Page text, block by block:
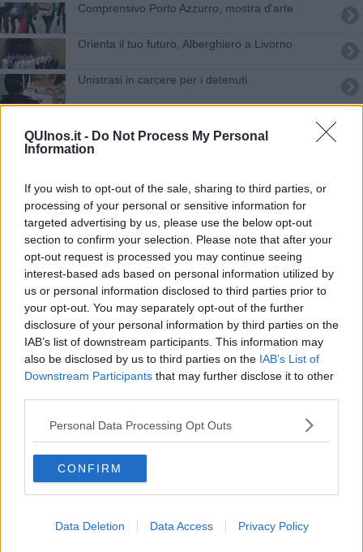
QUInos.it - Do Not Process My Personal
Information
If you wish to opt-out of the sale, sharing to third parties, or
processing of your personal or sensitive information for
targeted advertising by us, please use the below opt-out
section to confirm your selection. Please note that after your
opt-out request is processed you may continue seeing
interest-based ads based on personal information utilized by
us or personal information disclosed to third parties prior to
your opt-out. You may separately opt-out of the further
disclosure of your personal information by third parties on the
IAB’s list of downstream participants. This information may
also be disclosed by us to third parties on the IAB’s List of
Downstream Participants that may further disclose it to other
Personal Data Processing Opt Outs
CONFIRM
Data Deletion Data Access Privacy Policy
Comprensivo Porto Azzurro, mostra d'arte
Orienta il tuo futuro, Alberghiero a Livorno
Unistrasi in carcere per i detenuti
"Distanti ma uniti", video degli studenti di Rio
Comprensivo Porto Azzurro, risorse online
Nasce la vigna didattica dell'Isis Foresi
Piccoli naturalisti crescono con MareVivo
Esami di italiano in carcere a Porto Azzurro
La storia di Porto Azzurro in un video dei ragazzi
Dalla creatività dei ragazzi nasce un giallo
Ragazzi campioni di riciclaggio
"Un poster per la pace", ecco i vincitori